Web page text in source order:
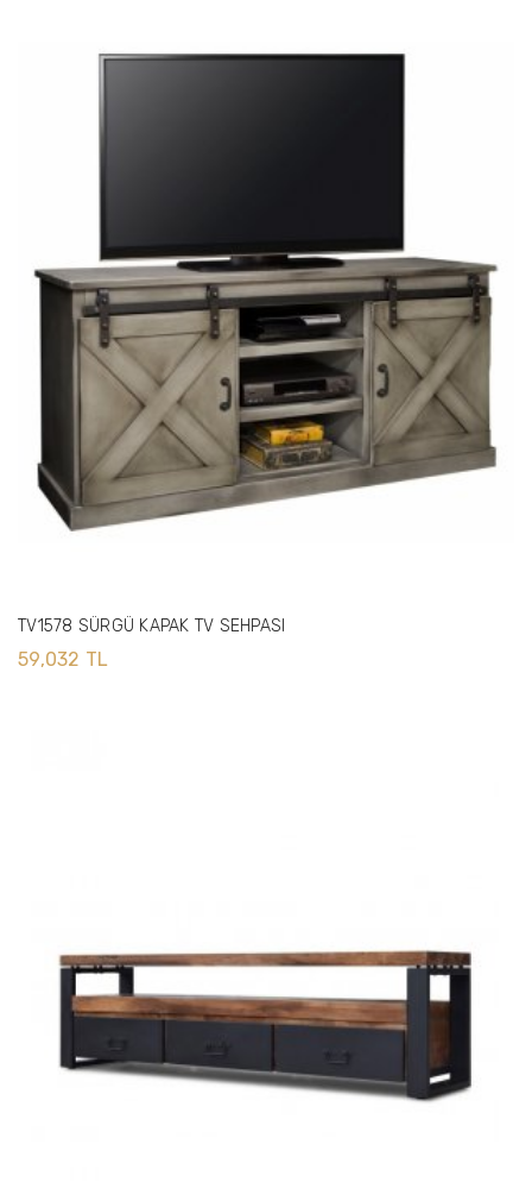
TV1578 SÜRGÜ KAPAK TV SEHPASI
59,032 TL